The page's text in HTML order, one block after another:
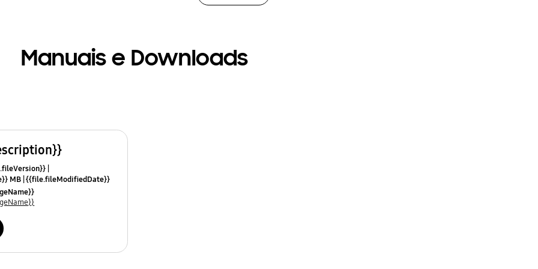
Manuais e Downloads
MB {{file.fileModifiedDate}}